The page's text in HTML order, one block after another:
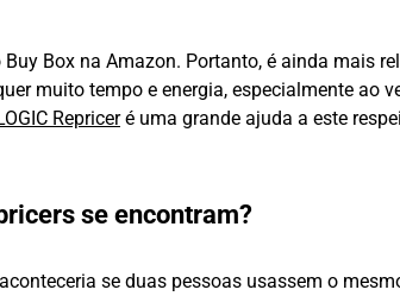
Box na Amazon. Portanto, é ainda mais
muito tempo e energia, especialmente ao
Repriceré uma grande ajuda a este
se encontram?
se duas pessoas usassem o